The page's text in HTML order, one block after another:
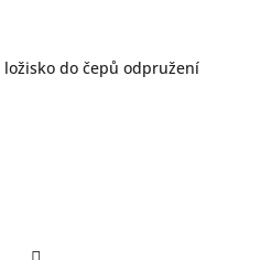
do čepů odpružení